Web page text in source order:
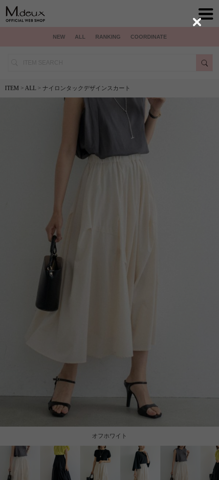
NEW ALL RANKING COORDINATE
ITEM > ALL > ナイロンタックデザインスカート
オフホワイト
Close